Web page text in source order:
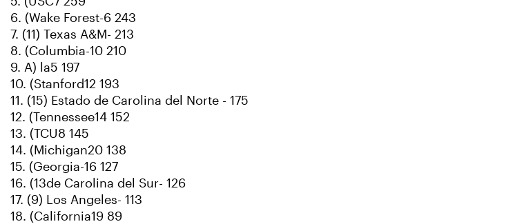
6. (Wake Forest-6 243
7. (11) Texas A&M- 213
8. (Columbia-10 210
9. A) la5 197
10. (Stanford12 193
11. (15) Estado de Carolina del Norte - 175
12. (Tennessee14 152
13. (TCU8 145
14. (Michigan20 138
15. (Georgia-16 127
16. (13de Carolina del Sur- 126
17. (9) Los Angeles- 113
18. (California19 89